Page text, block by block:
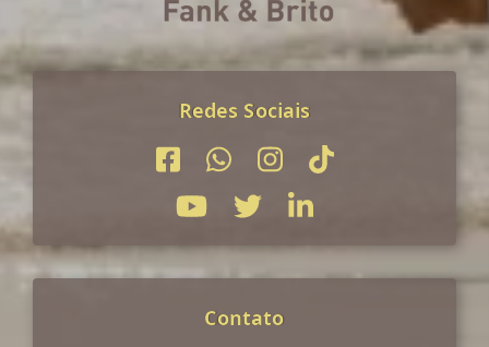
Redes Sociais
Contato